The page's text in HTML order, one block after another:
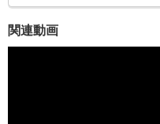
関連動画